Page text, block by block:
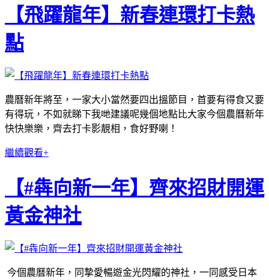
【飛躍龍年】新春連環打卡熱
點
農曆新年將至，一家大小當然要四出搵節目，首要有得食又要
有得玩，不如就睇下我哋建議呢幾個地點比大家今個農曆新年
快快樂樂，齊去打卡影靚相，食好野喇！
繼續觀看+
【#犇向新一年】齊來招財開運
黃金神社
今個農曆新年，同摯愛暢遊金光閃耀的神社，一同感受日本